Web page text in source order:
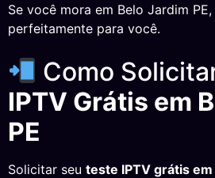
Se você mora em Belo Jardim
perfeitamente para você.
Como
IPTV Grátis em
PE
Solicitar seu teste IPTV grátis em